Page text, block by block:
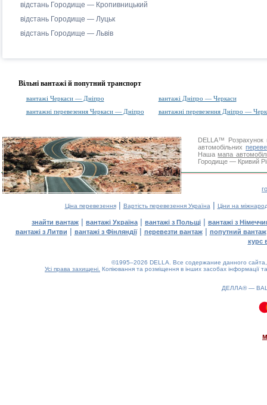
відстань Городище — Кропивницький
відстань Городище — Луцьк
відстань Городище — Львів
Вільні вантажі й попутний транспорт
вантажі Черкаси — Дніпро
вантажі Дніпро — Черкаси
вантажні перевезення Черкаси — Дніпро
вантажні перевезення Дніпро —
DELLA™
Розрахунок
автомобільних
Нашамапа
Городище — Кривий
Ціна перевезення| Вартість перевезення Україна | Ціни на
знайти вантаж | вантажі Україна | вантажі з Польщі | вантажі з
вантажі з Литви | вантажі з Фінляндії| перевезти вантаж| попутний вантаж
курс
©1995–2026 DELLA. Все содержание данного
Усі права захищені. Копіювання та розміщення в інших засобах інформації
ДЕЛЛА® —